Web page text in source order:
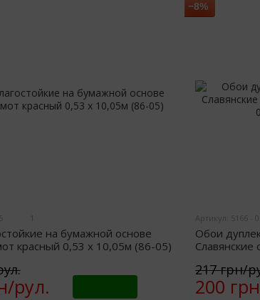
1
на бумажной основе
красный 0,53 х 10,05м (86-05)
рул.
−8%
Артикул: 5166 -
Обои
Славянские
217 грн/
200